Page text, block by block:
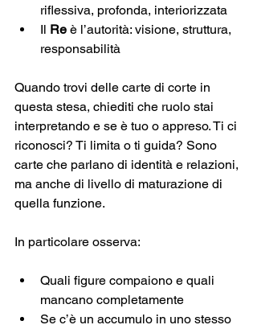
riflessiva, profonda, interiorizzata
Il Re è l’autorità: visione, struttura,
responsabilità
Quando trovi delle carte di corte in
questa stesa, chiediti che ruolo stai
interpretando e se è tuo o appreso. Ti ci
riconosci? Ti limita o ti guida? Sono
carte che parlano di identità e relazioni,
ma anche di livello di maturazione di
quella funzione.
In particolare osserva:
Quali figure compaiono e quali
mancano completamente
Se c’è un accumulo in uno stesso